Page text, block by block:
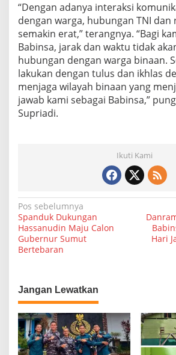
b
e
s
a
m
a
a
n
“Dengan adanya interaksi
dengan warga, hubungan TNI dan
semakin erat,” terangnya. “Bagi
Babinsa, jarak dan waktu tidak
hubungan dengan warga binaan.
lakukan dengan tulus dan ikhlas
menjaga wilayah binaan yang
jawab kami sebagai Babinsa,”
Supriadi.
Ikuti Kami
N
a
v
a
s
i
p
Pos sebelumnya
Spanduk Dukungan
Hassanudin Maju Calon
Gubernur Sumut
Bertebaran
Hari
Jangan Lewatkan